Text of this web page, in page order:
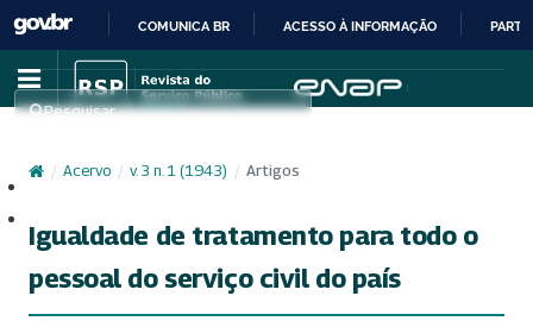
IR
PARA
CONTEÚDO
COMUNICA BR ACESSO À INFORMAÇÃO
Pesquisar
/ Acervo / v. 3 n. 1 (1943) / Artigos
Igualdade de tratamento para todo o
pessoal do serviço civil do país